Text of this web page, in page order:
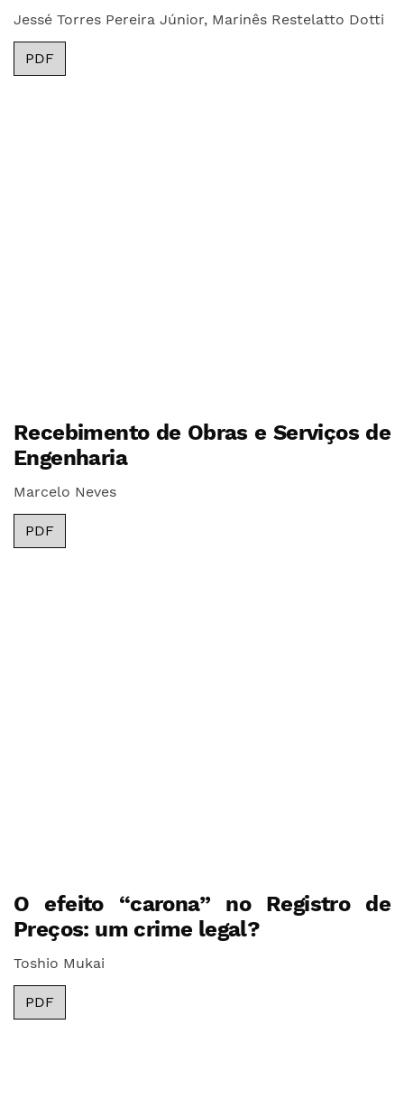
Jessé Torres Pereira Júnior, Marinês Restelatto Dotti
PDF
Recebimento de Obras e Serviços de
Engenharia
Marcelo Neves
PDF
O efeito “carona” no Registro de
Preços: um crime legal?
Toshio Mukai
PDF